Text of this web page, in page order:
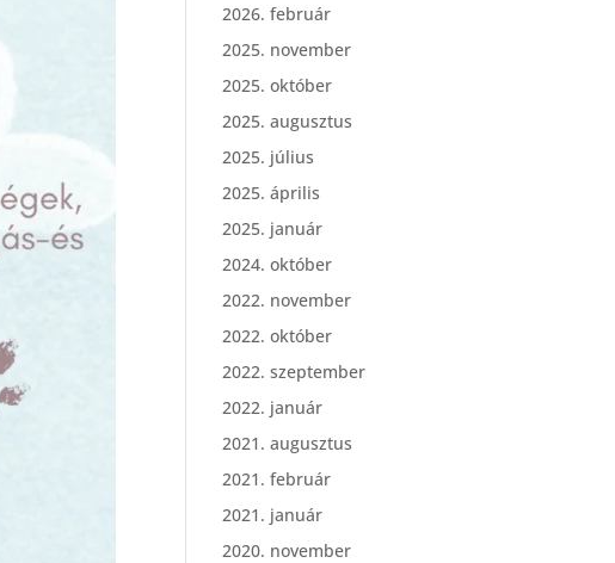
2026. február
2025. november
2025. október
2025. augusztus
2025. július
2025. április
2025. január
2024. október
2022. november
2022. október
2022. szeptember
2022. január
2021. augusztus
2021. február
2021. január
2020. november